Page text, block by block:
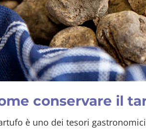
conservare il
è uno dei tesori